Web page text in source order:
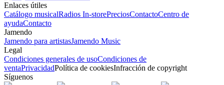
Enlaces útiles
Catálogo musicalRadios In-storePreciosContactoCentro de
ayudaContacto
Jamendo
Jamendo para artistasJamendo Music
Legal
Condiciones generales de usoCondiciones de
ventaPrivacidadPolítica de cookiesInfracción de copyright
Síguenos